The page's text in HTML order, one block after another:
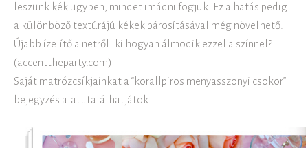
leszünk kék ügyben, mindet imádni fogjuk. Ez a hatás pedig
a különböző textúrájú kékek párosításával még növelhető.
Újabb ízelítő a netről…ki hogyan álmodik ezzel a színnel?
(accenttheparty.com)
Saját matrózcsíkjainkat a “korallpiros menyasszonyi csokor”
bejegyzés alatt találhatjátok.